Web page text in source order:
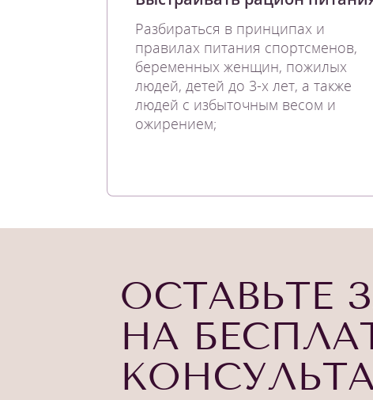
Разбираться в принципах и
правилах питания спортсменов,
беременных женщин, пожилых
людей, детей до 3-х лет, а также
людей с избыточным весом и
ожирением;
ОСТАВЬТЕ
НА